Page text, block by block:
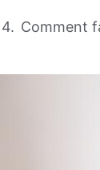
Comment